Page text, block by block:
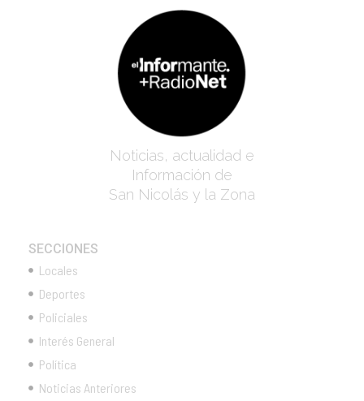
Noticias, actualidad e
Información de
San Nicolás y la Zona
SECCIONES
Locales
Deportes
Policiales
Interés General
Política
Noticias Anteriores